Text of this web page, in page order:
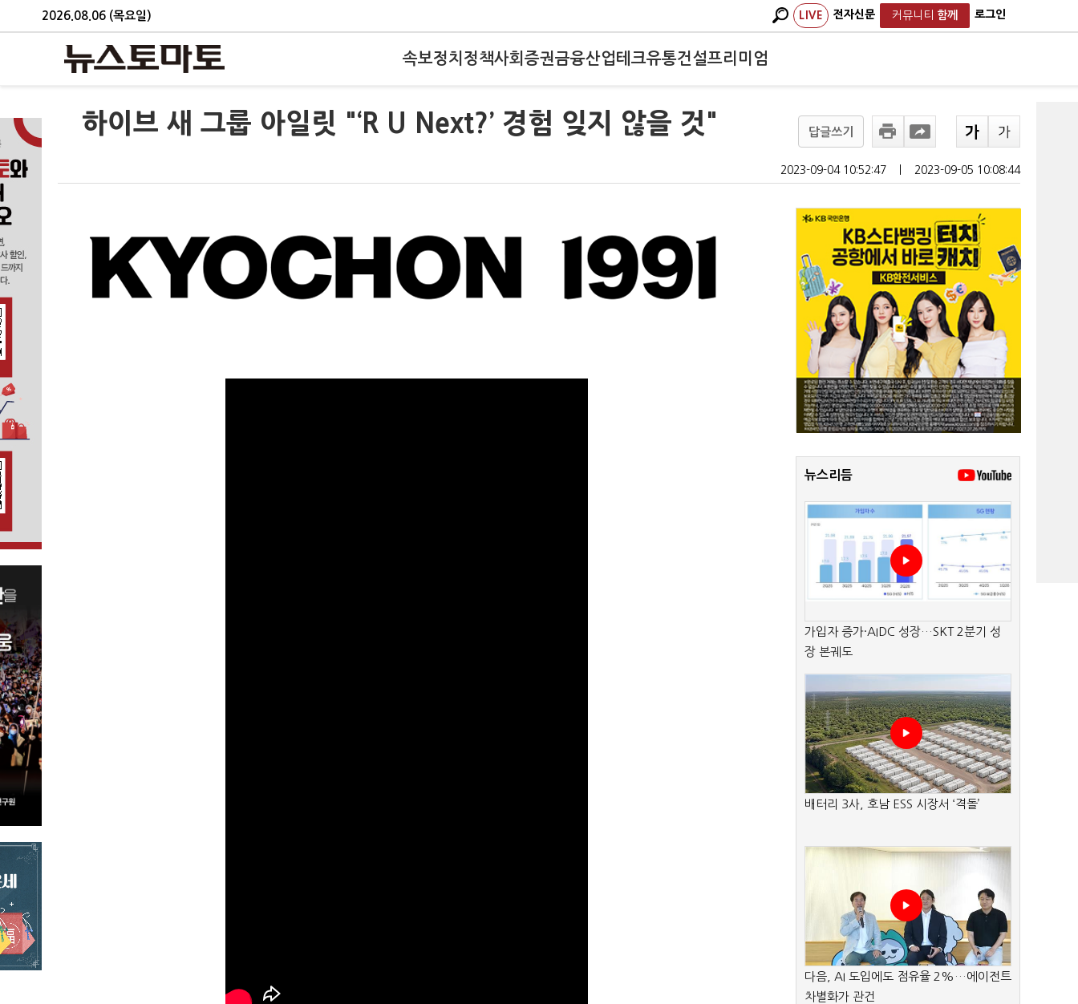
2026.08.06 (목요일) LIVE 전자신문 커뮤니티 함께 로그인
속보정치 정책사회 증권금융산업테크유통건설프리미엄
하이브 새 그룹 아일릿 "‘R U Next?’ 경험 잊지 않을 것" 답글쓰기
2023-09-04 10:52:47 2023-09-05 10:08:44
뉴스리듬
가입자 증가·AIDC 성장…SKT 2분기 성
장 본궤도
배터리 3사, 호남 ESS 시장서 ‘격돌’
다음, AI 도입에도 점유율 2%…에이전트
차별화가 관건